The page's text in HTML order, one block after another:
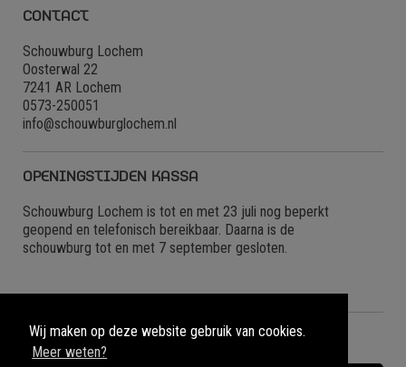
Wij maken op deze website gebruik van cookies.
Meer weten?
CONTACT
Schouwburg Lochem
Oosterwal 22
7241 AR Lochem
0573-250051
info@schouwburglochem.nl
OPENINGSTIJDEN KASSA
Schouwburg Lochem is tot en met 23 juli nog beperkt
geopend en telefonisch bereikbaar. Daarna is de
schouwburg tot en met 7 september gesloten.
NIEUWBRIEF